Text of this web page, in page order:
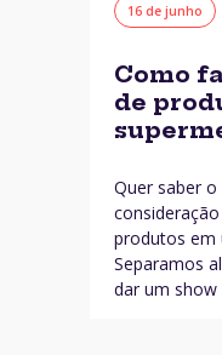
16 de junho
Como
de
Quer saber
produtos em
Separamos
dar um show